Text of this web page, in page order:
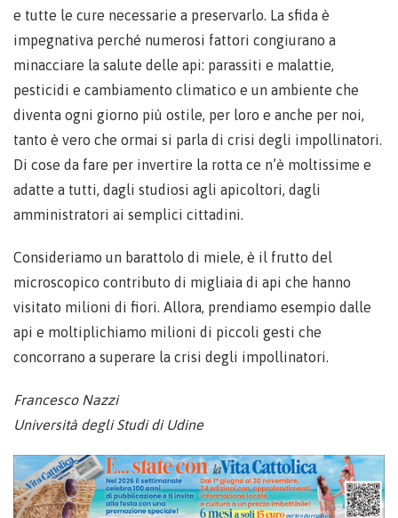
e tutte le cure necessarie a preservarlo. La sfida è
impegnativa perché numerosi fattori congiurano a
minacciare la salute delle api: parassiti e malattie,
pesticidi e cambiamento climatico e un ambiente che
diventa ogni giorno più ostile, per loro e anche per noi,
tanto è vero che ormai si parla di crisi degli impollinatori.
Di cose da fare per invertire la rotta ce n’è moltissime e
adatte a tutti, dagli studiosi agli apicoltori, dagli
amministratori ai semplici cittadini.
Consideriamo un barattolo di miele, è il frutto del
microscopico contributo di migliaia di api che hanno
visitato milioni di fiori. Allora, prendiamo esempio dalle
api e moltiplichiamo milioni di piccoli gesti che
concorrano a superare la crisi degli impollinatori.
Francesco Nazzi
Università degli Studi di Udine